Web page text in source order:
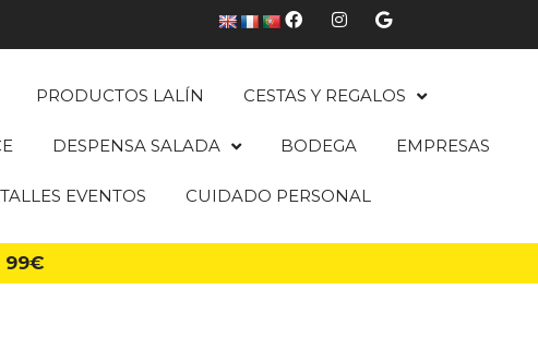
PRODUCTOS LALÍN CESTAS Y REGALOS
DESPENSA SALADA BODEGA EMPRESAS
EVENTOS CUIDADO PERSONAL
99€